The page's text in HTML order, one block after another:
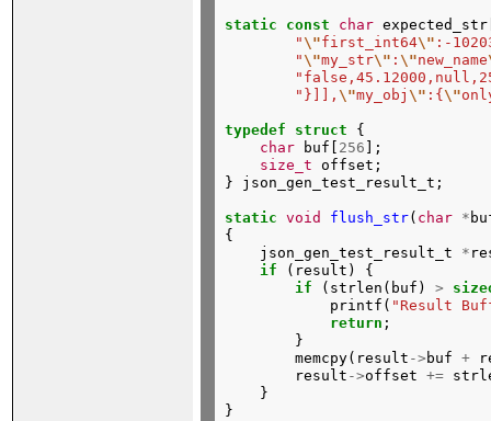
static const char
" \"first_int64\" :-
" \"my_str\" : \"new_name
"}]], \"my_obj \" :{ \"
typedef struct
{
char
buf[ 256 ];
size_t
offset;
}
json_gen_test_result_t;
static void flush_str( char *
{
json_gen_test_result_t
*
if
(result)
{
if
(strlen(buf) >
printf( "Result
return ;
}
memcpy(result -> buf +
result ->offset +=
}
}